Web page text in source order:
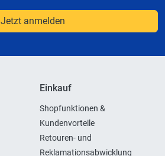
Jetzt anmelden
Einkauf
Shopfunktionen &
Kundenvorteile
Retouren- und
Reklamationsabwicklung